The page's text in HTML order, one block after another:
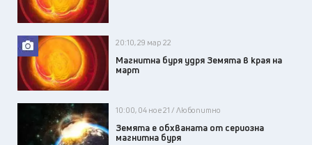
20:10, 29 мар 22
Магнитна буря удря Земята в края на
март
10:00, 04 ное 21 / Любопитно
Земята е обхваната от сериозна
магнитна буря